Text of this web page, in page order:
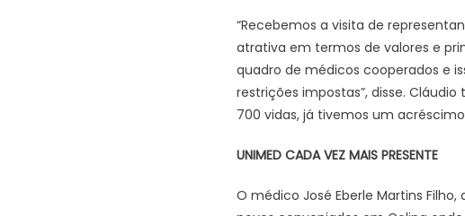
“Recebemos a visita de
atrativa em termos de valores e
quadro de médicos cooperados e
restrições impostas”, disse.
700 vidas, já tivemos um
UNIMED CADA VEZ MAIS PRESENTE
O médico José Eberle Martins